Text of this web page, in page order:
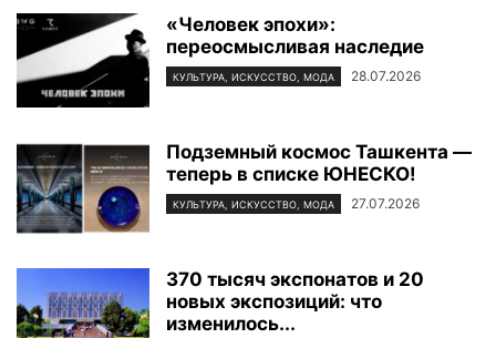
«Человек эпохи»:
переосмысливая наследие
КУЛЬТУРА, ИСКУССТВО, МОДА 28.07.2026
Подземный космос Ташкента —
теперь в списке ЮНЕСКО!
КУЛЬТУРА, ИСКУССТВО, МОДА 27.07.2026
370 тысяч экспонатов и 20
новых экспозиций: что
изменилось...